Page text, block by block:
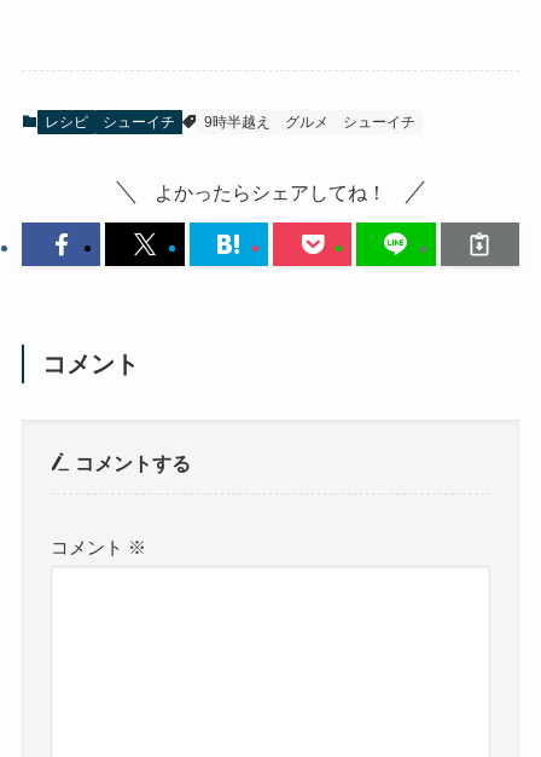
レシピ シューイチ 9時半越え グルメ シューイチ
よかったらシェアしてね！
コメント
コメントする
コメント ※